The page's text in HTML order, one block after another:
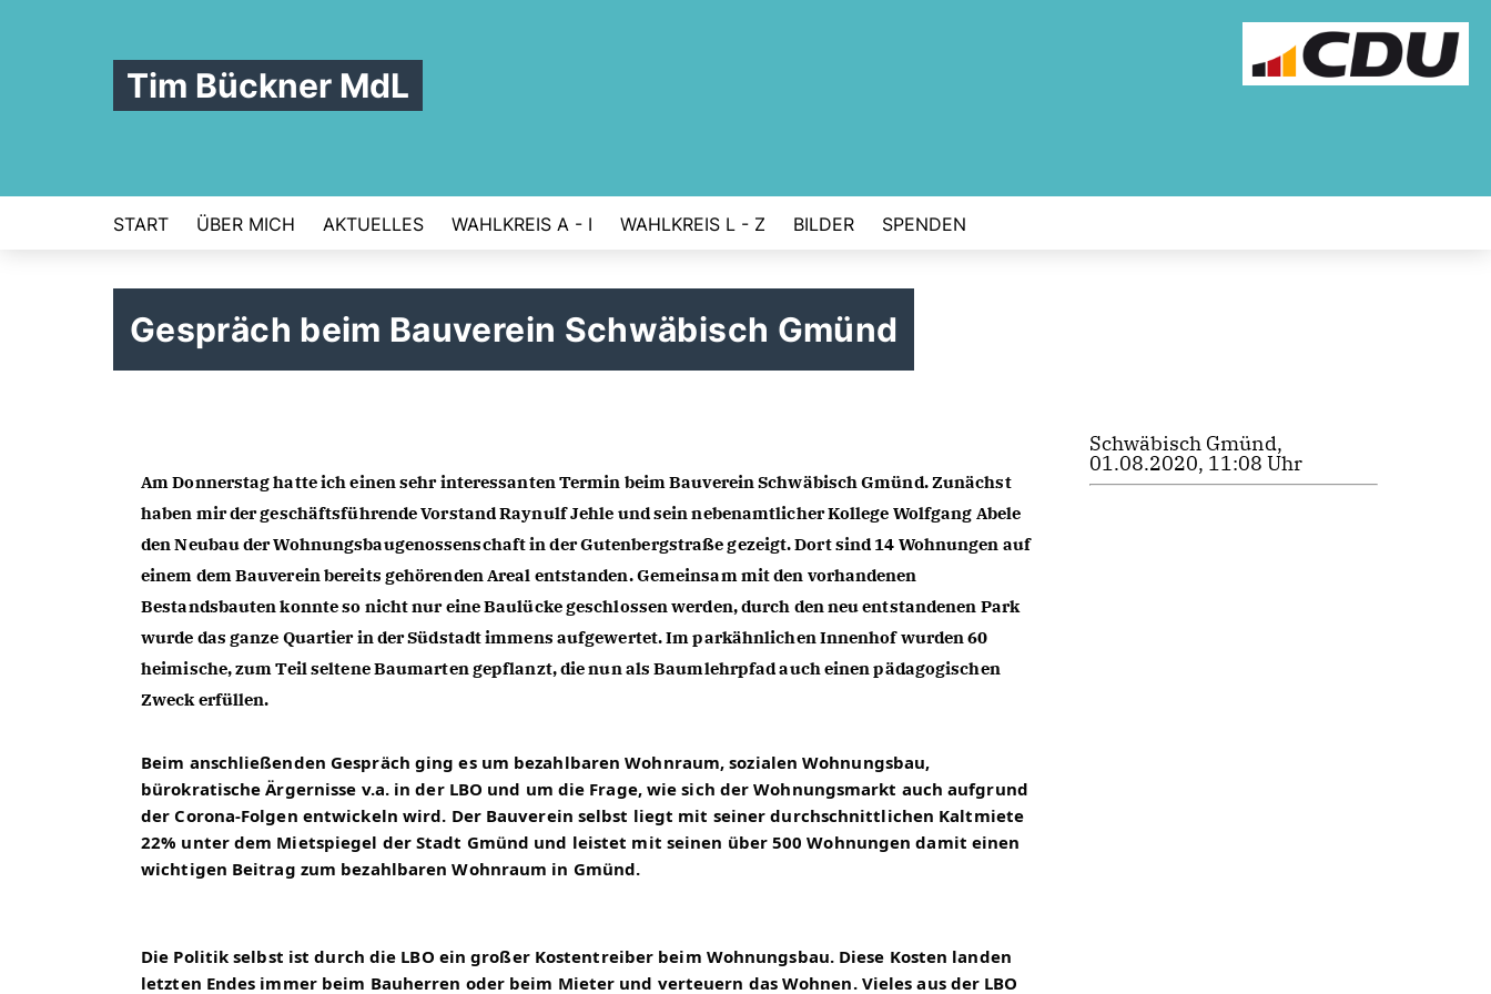
Tim Bückner MdL
START ÜBER MICH AKTUELLES WAHLKREIS A - I WAHLKREIS L - Z BILDER SPENDEN
Gespräch beim Bauverein Schwäbisch Gmünd
Am Donnerstag hatte ich einen sehr interessanten Termin beim Bauverein Schwäbisch Gmünd. Zunächst
haben mir der geschäftsführende Vorstand Raynulf Jehle und sein nebenamtlicher Kollege Wolfgang Abele
den Neubau der Wohnungsbaugenossenschaft in der Gutenbergstraße gezeigt. Dort sind 14 Wohnungen auf
einem dem Bauverein bereits gehörenden Areal entstanden. Gemeinsam mit den vorhandenen
Bestandsbauten konnte so nicht nur eine Baulücke geschlossen werden, durch den neu entstandenen Park
wurde das ganze Quartier in der Südstadt immens aufgewertet. Im parkähnlichen Innenhof wurden 60
heimische, zum Teil seltene Baumarten gepflanzt, die nun als Baumlehrpfad auch einen pädagogischen
Zweck erfüllen.
Beim anschließenden Gespräch ging es um bezahlbaren Wohnraum, sozialen Wohnungsbau,
bürokratische Ärgernisse v.a. in der LBO und um die Frage, wie sich der Wohnungsmarkt auch aufgrund
der Corona-Folgen entwickeln wird. Der Bauverein selbst liegt mit seiner durchschnittlichen Kaltmiete
22% unter dem Mietspiegel der Stadt Gmünd und leistet mit seinen über 500 Wohnungen damit einen
wichtigen Beitrag zum bezahlbaren Wohnraum in Gmünd.
Die Politik selbst ist durch die LBO ein großer Kostentreiber beim Wohnungsbau. Diese Kosten landen
letzten Endes immer beim Bauherren oder beim Mieter und verteuern das Wohnen. Vieles aus der LBO
Schwäbisch Gmünd,
01.08.2020, 11:08 Uhr